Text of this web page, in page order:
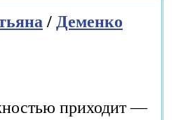
/ Деменко
приходит —